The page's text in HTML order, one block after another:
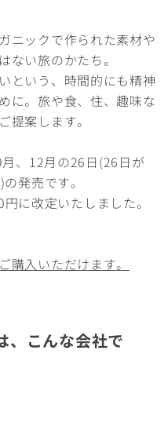
ニックで作られた素材や
ない旅のかたち。
という、時間的にも精神
に。旅や食、住、趣味な
提案します。
、12月の26日(26日が
発売です。
に改定いたしました。
購入いただけます。
、こんな会社で